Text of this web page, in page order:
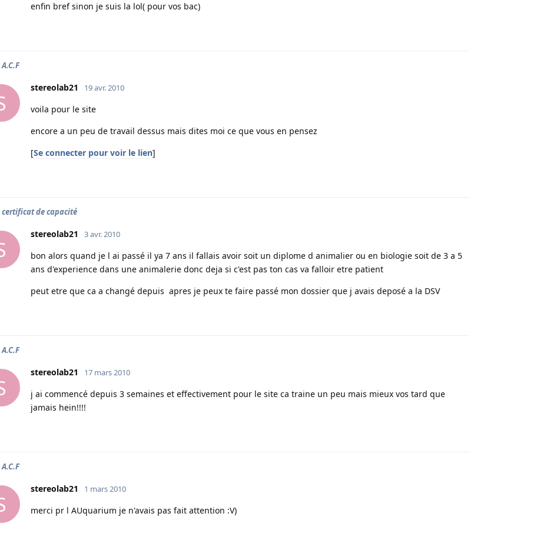
enfin bref sinon je suis la lol( pour vos bac)
A.C.F
stereolab21 19 avr. 2010
voila pour le site
encore a un peu de travail dessus mais dites moi ce que vous en pensez
[Se connecter pour voir le lien]
certificat de capacité
stereolab21 3 avr. 2010
bon alors quand je l ai passé il ya 7 ans il fallais avoir soit un diplome d animalier ou en biologie soit de 3 a 5
ans d'experience dans une animalerie donc deja si c'est pas ton cas va falloir etre patient
peut etre que ca a changé depuis apres je peux te faire passé mon dossier que j avais deposé a la DSV
A.C.F
stereolab21 17 mars 2010
j ai commencé depuis 3 semaines et effectivement pour le site ca traine un peu mais mieux vos tard que
jamais hein!!!!
A.C.F
stereolab21 1 mars 2010
merci pr l AUquarium je n'avais pas fait attention :V)